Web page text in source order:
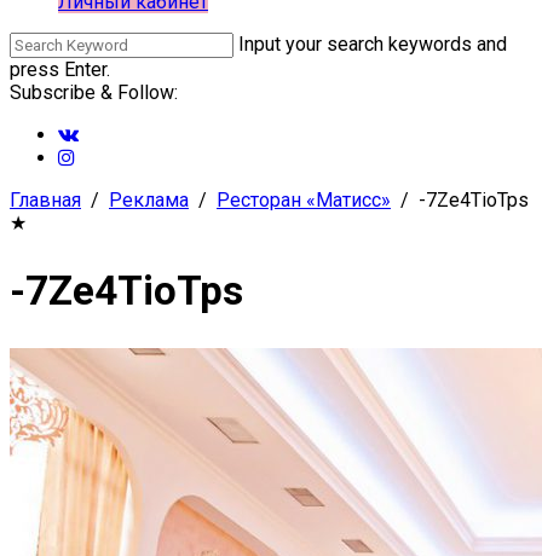
Input your search keywords and
press Enter.
Subscribe & Follow:
Главная Реклама Ресторан «Матисс»
-7Ze4TioTps
★
-7Ze4TioTps